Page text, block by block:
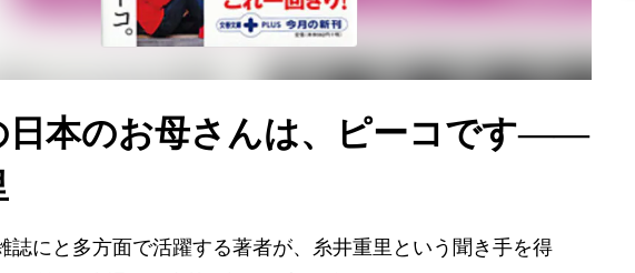
日本のお母さんは、ピーコです——
誌にと多方面で活躍する著者が、糸井重里という聞き手を得